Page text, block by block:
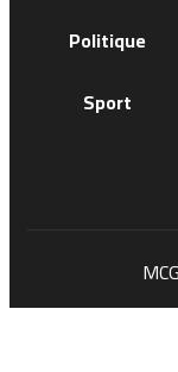
Politique
Sport